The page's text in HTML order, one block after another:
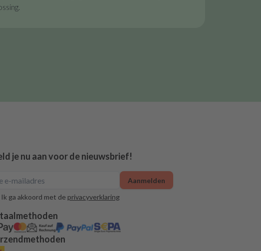
je nu aan voor de nieuwsbrief!
Ik ga akkoord met de privacyverklaring
Aanmelden